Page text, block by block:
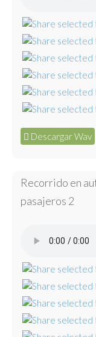
Descargar Wav
Recorrido en
pasajeros 2